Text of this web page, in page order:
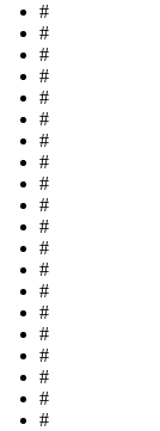
#
#
#
#
#
#
#
#
#
#
#
#
#
#
#
#
#
#
#
#